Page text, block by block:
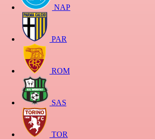
NAP
PAR
ROM
SAS
TOR